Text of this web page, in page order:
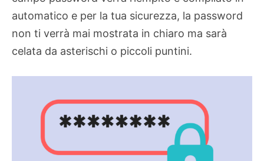
automatico e per la tua sicurezza, la password
non ti verrà mai mostrata in chiaro ma sarà
celata da asterischi o piccoli puntini.